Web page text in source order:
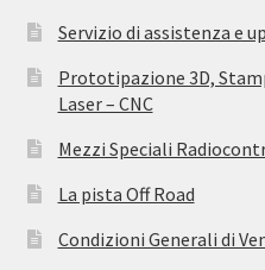
Servizio di assistenza e
Prototipazione 3D,
Laser – CNC
Mezzi Speciali
La pista Off Road
Condizioni Generali di